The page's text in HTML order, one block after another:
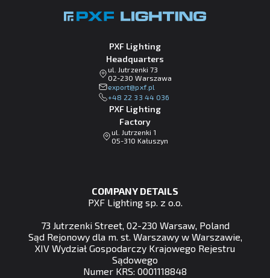
PXF Lighting
Headquarters
ul. Jutrzenki 73
02-230 Warszawa
lp.fxp@tropxe
+48 22 33 44 036
PXF Lighting
Factory
ul. Jutrzenki 1
05-310 Kałuszyn
COMPANY DETAILS
PXF Lighting sp. z o.o.
73 Jutrzenki Street, 02-230 Warsaw, Poland
Sąd Rejonowy dla m. st. Warszawy w Warszawie,
XIV Wydział Gospodarczy Krajowego Rejestru
Sądowego
Numer KRS: 0001118848